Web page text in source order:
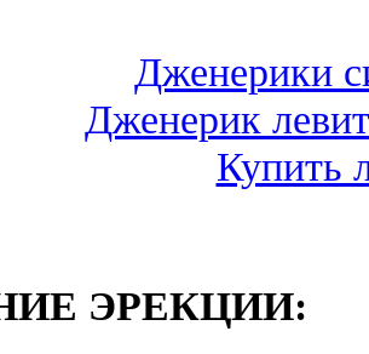
Дженерики
Дженерик
Купить
ЭРЕКЦИИ: